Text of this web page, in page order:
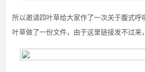
所以邀请四叶草给大家作了一次关于腹式呼
叶草做了一份文件，由于这里链接发不过来